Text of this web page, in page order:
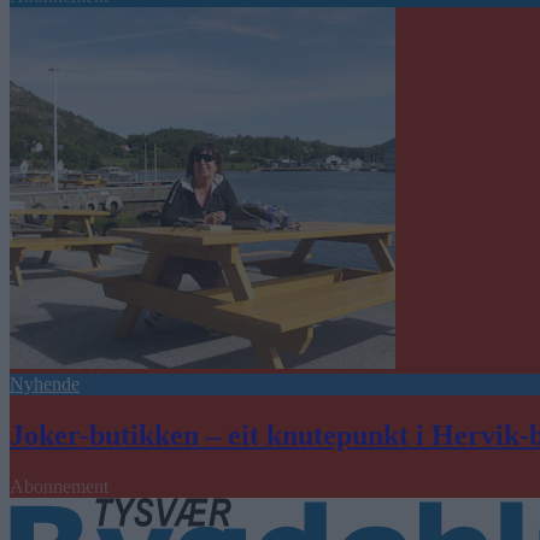
Nyhende
Joker-butikken – eit knutepunkt i Hervik-
Abonnement